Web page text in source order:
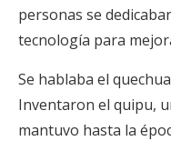
personas se
tecnología para
Se hablaba el
Inventaron el quipu,
mantuvo hasta la